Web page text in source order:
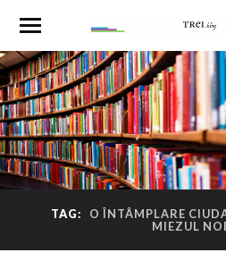
TAG:
O ÎNTÂMPLARE
MIEZUL